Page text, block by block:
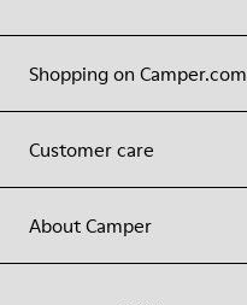
Shopping on Camper.com
Customer care
About Camper